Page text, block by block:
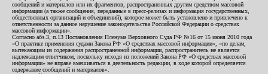
сообщений и материалов или их фрагментов, распространенных другим средством массовой
информации (а также сообщения, переданные в пресс-релизах и информация государственных,
общественных организаций и объединений), которое может быть установлено и привлечено к
ответственности за данное нарушение законодательства Российской Федерации о средствах
массовой информации».
Согласно абз.3, п.13 Постановления Пленума Верховного Суда РФ №16 от 15 июня 2010 года
«О практике применения судами Закона РФ «О средствах массовой информации», «по делам,
вытекающим из содержания распространенной информации, распространитель не является
надлежащим ответчиком, поскольку исходя из положений Закона РФ «О средствах массовой
информации» не вправе вмешиваться в деятельность редакции, в ходе которой определяется
содержание сообщений и материалов».